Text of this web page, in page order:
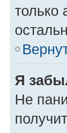
только
Я
Не